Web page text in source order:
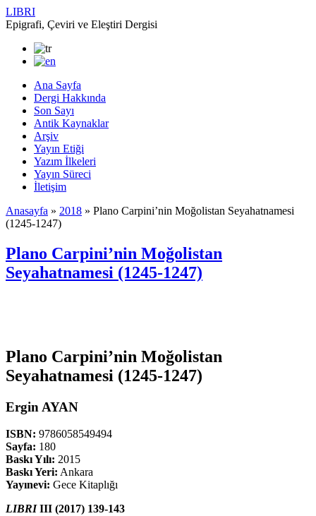
LIBRI
Epigrafi, Çeviri ve Eleştiri Dergisi
Ana Sayfa
Dergi Hakkında
Son Sayı
Antik Kaynaklar
Arşiv
Yayın Etiği
Yazım İlkeleri
Yayın Süreci
İletişim
Anasayfa » 2018 » Plano Carpini’nin Moğolistan Seyahatnamesi
(1245-1247)
Plano Carpini’nin Moğolistan
Seyahatnamesi (1245-1247)
Plano Carpini’nin Moğolistan
Seyahatnamesi (1245-1247)
Ergin AYAN
ISBN: 9786058549494
Sayfa: 180
Baskı Yılı: 2015
Baskı Yeri: Ankara
Yayınevi: Gece Kitaplığı
LIBRIIII (2017) 139-143